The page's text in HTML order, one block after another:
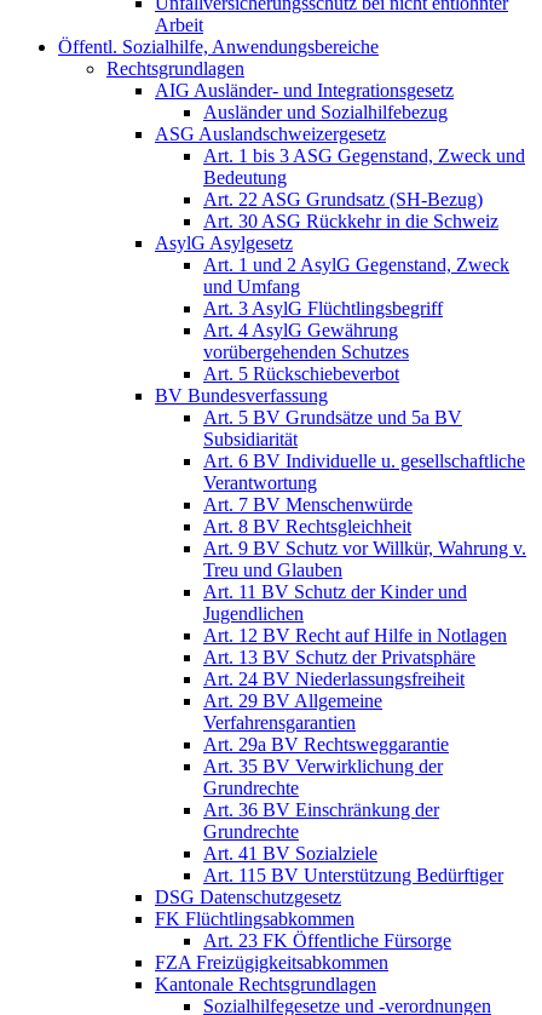
Arbeit
Öffentl. Sozialhilfe, Anwendungsbereiche
Rechtsgrundlagen
AIG Ausländer- und Integrationsgesetz
Ausländer und Sozialhilfebezug
ASG Auslandschweizergesetz
Art. 1 bis 3 ASG Gegenstand, Zweck und
Bedeutung
Art. 22 ASG Grundsatz (SH-Bezug)
Art. 30 ASG Rückkehr in die Schweiz
AsylG Asylgesetz
Art. 1 und 2 AsylG Gegenstand, Zweck
und Umfang
Art. 3 AsylG Flüchtlingsbegriff
Art. 4 AsylG Gewährung
vorübergehenden Schutzes
Art. 5 Rückschiebeverbot
BV Bundesverfassung
Art. 5 BV Grundsätze und 5a BV
Subsidiarität
Art. 6 BV Individuelle u. gesellschaftliche
Verantwortung
Art. 7 BV Menschenwürde
Art. 8 BV Rechtsgleichheit
Art. 9 BV Schutz vor Willkür, Wahrung v.
Treu und Glauben
Art. 11 BV Schutz der Kinder und
Jugendlichen
Art. 12 BV Recht auf Hilfe in Notlagen
Art. 13 BV Schutz der Privatsphäre
Art. 24 BV Niederlassungsfreiheit
Art. 29 BV Allgemeine
Verfahrensgarantien
Art. 29a BV Rechtsweggarantie
Art. 35 BV Verwirklichung der
Grundrechte
Art. 36 BV Einschränkung der
Grundrechte
Art. 41 BV Sozialziele
Art. 115 BV Unterstützung Bedürftiger
DSG Datenschutzgesetz
FK Flüchtlingsabkommen
Art. 23 FK Öffentliche Fürsorge
FZA Freizügigkeitsabkommen
Kantonale Rechtsgrundlagen
Sozialhilfegesetze und -verordnungen